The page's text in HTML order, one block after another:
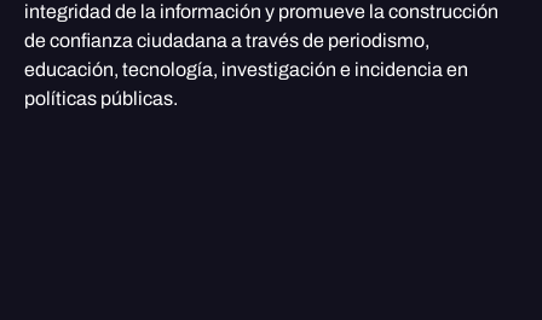
integridad de la información y promueve la construcción
de confianza ciudadana a través de periodismo,
educación, tecnología, investigación e incidencia en
políticas públicas.